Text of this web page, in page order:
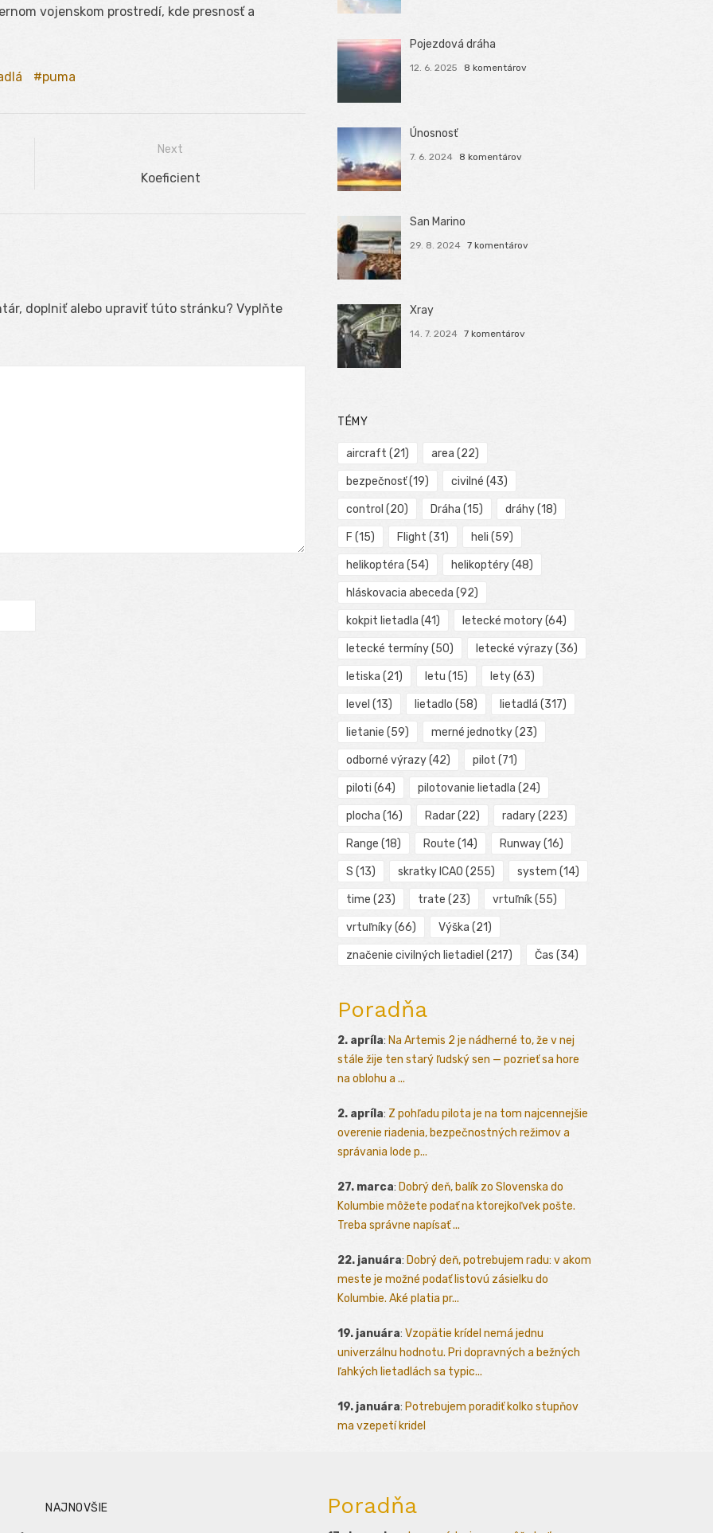
vojenskom prostredí, kde presnosť a
puma
Next
Next
Koeficient
doplniť alebo upraviť túto stránku? Vyplňte
Pojezdová dráha
12. 6. 2025 8 komentárov
Únosnosť
7. 6. 2024 8 komentárov
San Marino
29. 8. 2024 7 komentárov
Xray
14. 7. 2024 7 komentárov
TÉMY
aircraft (21) area (22)
bezpečnosť(19) civilné (43)
control (20) Dráha (15) dráhy(18)
F (15) Flight (31) heli (59)
helikoptéra (54) helikoptéry(48)
hláskovacia abeceda (92)
kokpit lietadla (41) letecké motory(64)
letecké termíny(50) letecké výrazy(36)
letiska (21) letu (15) lety(63)
level (13) lietadlo (58) lietadlá (317)
lietanie (59) merné jednotky(23)
odborné výrazy(42) pilot (71)
piloti (64) pilotovanie lietadla (24)
plocha (16) Radar(22) radary(223)
Range (18) Route (14) Runway(16)
S (13) skratky ICAO (255) system (14)
time (23) trate (23) vrtuľník(55)
vrtuľníky(66) Výška (21)
značenie civilných lietadiel (217) Čas (34)
Poradňa
2. apríla: Na Artemis 2 je nádherné to, že v nej
stále žije ten starý ľudský sen — pozrieť sa hore
na oblohu a ...
2. apríla: Z pohľadu pilota je na tom najcennejšie
overenie riadenia, bezpečnostných režimov a
správania lode p...
27. marca: Dobrý deň, balík zo Slovenska do
Kolumbie môžete podať na ktorejkoľvek pošte.
Treba správne napísať ...
22. januára: Dobrý deň, potrebujem radu: v akom
meste je možné podať listovú zásielku do
Kolumbie. Aké platia pr...
19. januára: Vzopätie krídel nemá jednu
univerzálnu hodnotu. Pri dopravných a bežných
ľahkých lietadlách sa typic...
19. januára: Potrebujem poradiť kolko stupňov
ma vzepetí kridel
NAJNOVŠIE Poradňa